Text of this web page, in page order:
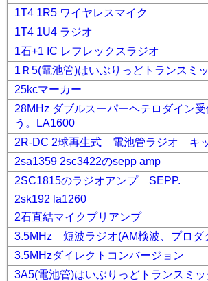
1T4 1R5 ワイヤレスマイク
1T4 1U4 ラジオ
1石+1 IC レフレックスラジオ
1Ｒ5(電池管)はいぶりっどトランスミ
25kcマーカー
28MHz ダブルスーパーヘテロダイン
う。LA1600
2R-DC 2球再生式 電池管ラジオ キ
2sa1359 2sc3422のsepp amp
2SC1815のラジオアンプ SEPP.
2sk192 la1260
2石直結マイクプリアンプ
3.5MHz 短波ラジオ(AM検波、プロダ
3.5MHzダイレクトコンバージョン
3A5(電池管)はいぶりっどトランスミッ